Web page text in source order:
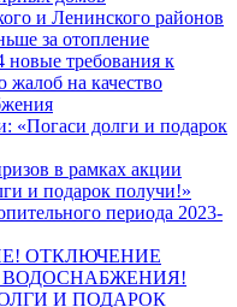
и Ленинского районов
за отопление
новые требования к
на качество
«Погаси долги и подарок
в рамках акции
и подарок получи!»
периода 2023-
ОТКЛЮЧЕНИЕ
ВОДОСНАБЖЕНИЯ!
И ПОДАРОК